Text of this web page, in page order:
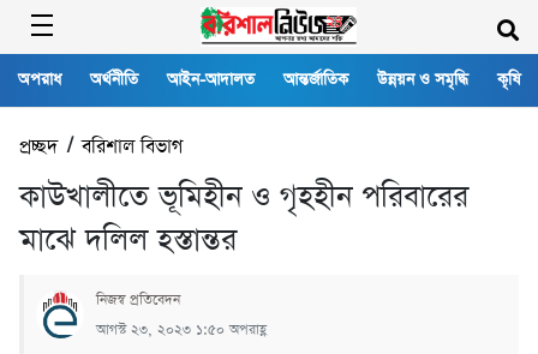
অপরাধ অর্থনীতি আইন-আদালত আন্তর্জাতিক উন্নয়ন ও সমৃদ্ধি কৃষি
প্রচ্ছদ/বরিশাল বিভাগ
কাউখালীতে ভূমিহীন ও গৃহহীন পরিবারের
মাঝে দলিল হস্তান্তর
নিজস্ব প্রতিবেদন
আগস্ট ২৩, ২০২৩ ১:৫০ অপরাহ্ণ